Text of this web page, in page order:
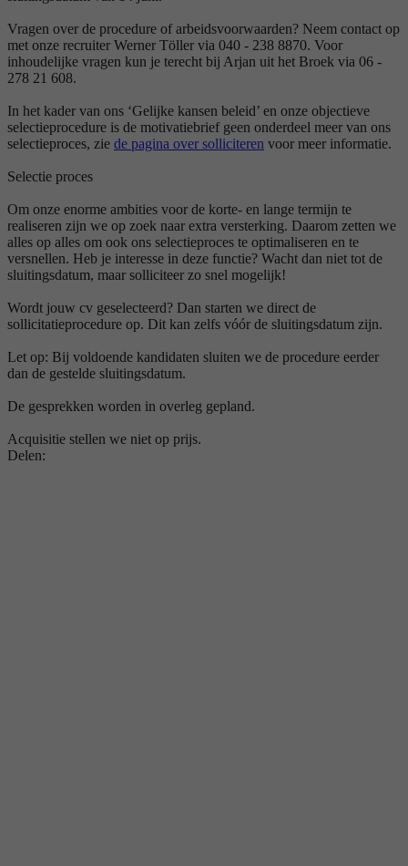
Vragen over de procedure of arbeidsvoorwaarden? Neem contact op
met onze recruiter Werner Töller via 040 - 238 8870. Voor
inhoudelijke vragen kun je terecht bij Arjan uit het Broek via 06 -
278 21 608.
In het kader van ons ‘Gelijke kansen beleid’ en onze objectieve
selectieprocedure is de motivatiebrief geen onderdeel meer van ons
selectieproces, zie de pagina over solliciteren voor meer informatie.
Selectie proces
Om onze enorme ambities voor de korte- en lange termijn te
realiseren zijn we op zoek naar extra versterking. Daarom zetten we
alles op alles om ook ons selectieproces te optimaliseren en te
versnellen. Heb je interesse in deze functie? Wacht dan niet tot de
sluitingsdatum, maar solliciteer zo snel mogelijk!
Wordt jouw cv geselecteerd? Dan starten we direct de
sollicitatieprocedure op. Dit kan zelfs vóór de sluitingsdatum zijn.
Let op: Bij voldoende kandidaten sluiten we de procedure eerder
dan de gestelde sluitingsdatum.
De gesprekken worden in overleg gepland.
Acquisitie stellen we niet op prijs.
Delen: